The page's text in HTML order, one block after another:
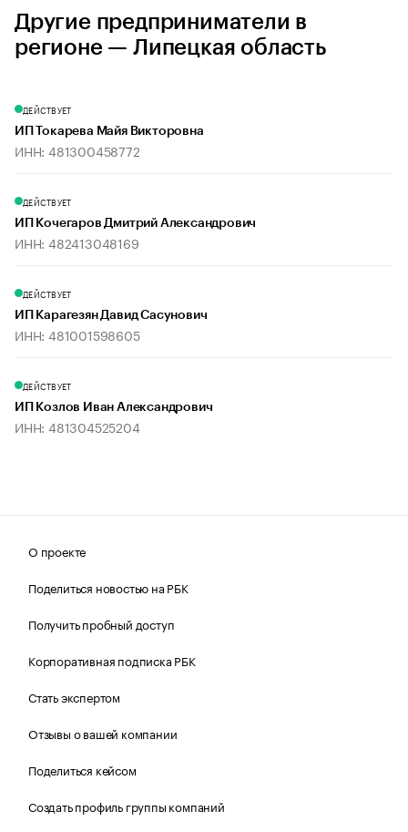
Другие предприниматели в
регионе — Липецкая область
ДЕЙСТВУЕТ
ИП Токарева Майя Викторовна
ИНН: 481300458772
ДЕЙСТВУЕТ
ИП Кочегаров Дмитрий Александрович
ИНН: 482413048169
ДЕЙСТВУЕТ
ИП Карагезян Давид Сасунович
ИНН: 481001598605
ДЕЙСТВУЕТ
ИП Козлов Иван Александрович
ИНН: 481304525204
О проекте
Поделиться новостью на РБК
Получить пробный доступ
Корпоративная подписка РБК
Стать экспертом
Отзывы о вашей компании
Поделиться кейсом
Создать профиль группы компаний